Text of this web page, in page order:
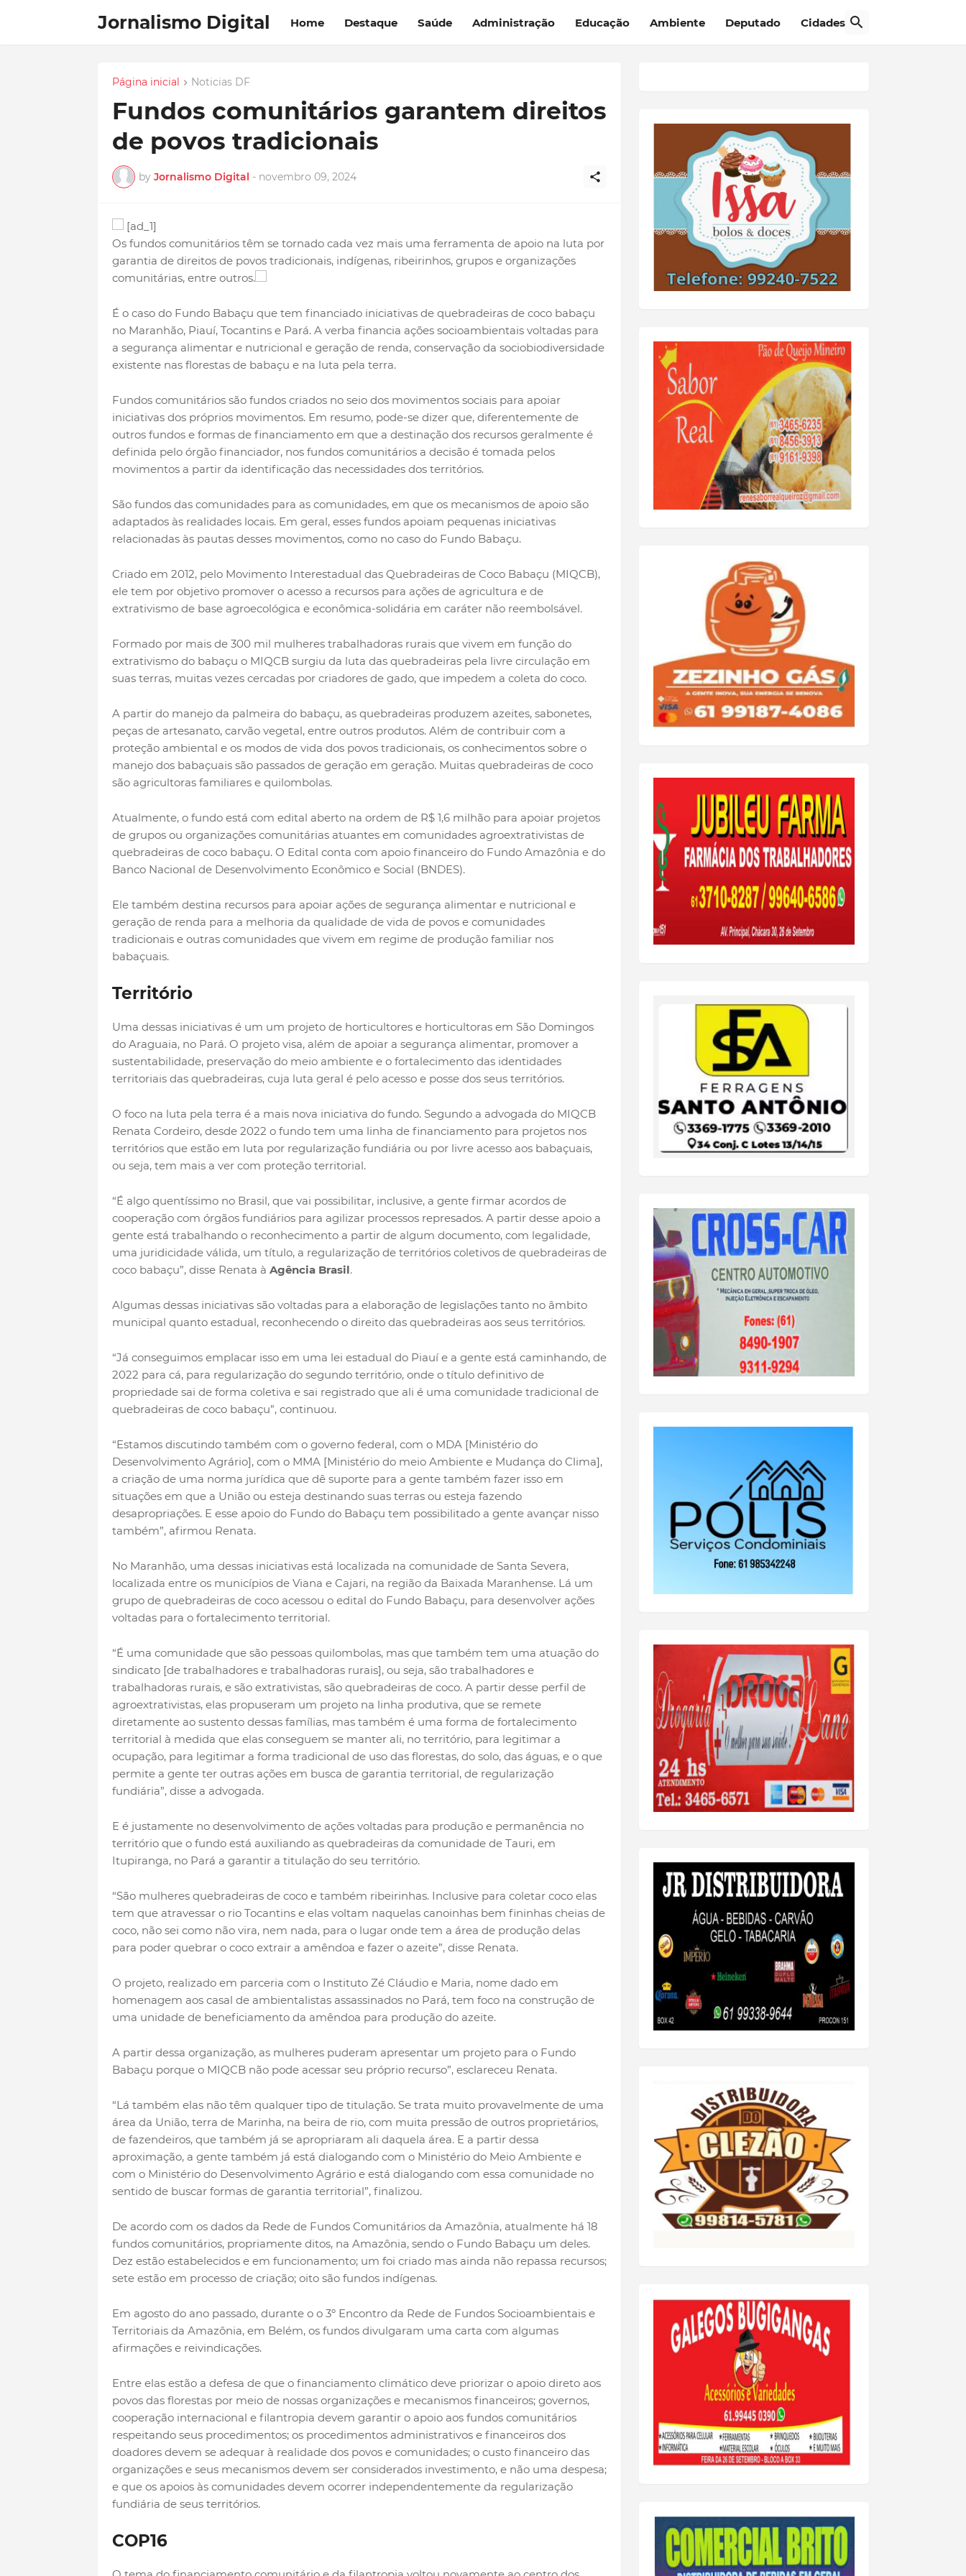
Jornalismo Digital Home Destaque Saúde Administração Educação Ambiente Deputado Cidades
Página inicial Noticias DF
Fundos comunitários garantem direitos
de povos tradicionais
by Jornalismo Digital - novembro 09, 2024
[ad_1]
Os fundos comunitários têm se tornado cada vez mais uma ferramenta de apoio na luta por
garantia de direitos de povos tradicionais, indígenas, ribeirinhos, grupos e organizações
comunitárias, entre outros.
É o caso do Fundo Babaçu que tem financiado iniciativas de quebradeiras de coco babaçu
no Maranhão, Piauí, Tocantins e Pará. A verba financia ações socioambientais voltadas para
a segurança alimentar e nutricional e geração de renda, conservação da sociobiodiversidade
existente nas florestas de babaçu e na luta pela terra.
Fundos comunitários são fundos criados no seio dos movimentos sociais para apoiar
iniciativas dos próprios movimentos. Em resumo, pode-se dizer que, diferentemente de
outros fundos e formas de financiamento em que a destinação dos recursos geralmente é
definida pelo órgão financiador, nos fundos comunitários a decisão é tomada pelos
movimentos a partir da identificação das necessidades dos territórios.
São fundos das comunidades para as comunidades, em que os mecanismos de apoio são
adaptados às realidades locais. Em geral, esses fundos apoiam pequenas iniciativas
relacionadas às pautas desses movimentos, como no caso do Fundo Babaçu.
Criado em 2012, pelo Movimento Interestadual das Quebradeiras de Coco Babaçu (MIQCB),
ele tem por objetivo promover o acesso a recursos para ações de agricultura e de
extrativismo de base agroecológica e econômica-solidária em caráter não reembolsável.
Formado por mais de 300 mil mulheres trabalhadoras rurais que vivem em função do
extrativismo do babaçu o MIQCB surgiu da luta das quebradeiras pela livre circulação em
suas terras, muitas vezes cercadas por criadores de gado, que impedem a coleta do coco.
A partir do manejo da palmeira do babaçu, as quebradeiras produzem azeites, sabonetes,
peças de artesanato, carvão vegetal, entre outros produtos. Além de contribuir com a
proteção ambiental e os modos de vida dos povos tradicionais, os conhecimentos sobre o
manejo dos babaçuais são passados de geração em geração. Muitas quebradeiras de coco
são agricultoras familiares e quilombolas.
Atualmente, o fundo está com edital aberto na ordem de R$ 1,6 milhão para apoiar projetos
de grupos ou organizações comunitárias atuantes em comunidades agroextrativistas de
quebradeiras de coco babaçu. O Edital conta com apoio financeiro do Fundo Amazônia e do
Banco Nacional de Desenvolvimento Econômico e Social (BNDES).
Ele também destina recursos para apoiar ações de segurança alimentar e nutricional e
geração de renda para a melhoria da qualidade de vida de povos e comunidades
tradicionais e outras comunidades que vivem em regime de produção familiar nos
babaçuais.
Território
Uma dessas iniciativas é um um projeto de horticultores e horticultoras em São Domingos
do Araguaia, no Pará. O projeto visa, além de apoiar a segurança alimentar, promover a
sustentabilidade, preservação do meio ambiente e o fortalecimento das identidades
territoriais das quebradeiras, cuja luta geral é pelo acesso e posse dos seus territórios.
O foco na luta pela terra é a mais nova iniciativa do fundo. Segundo a advogada do MIQCB
Renata Cordeiro, desde 2022 o fundo tem uma linha de financiamento para projetos nos
territórios que estão em luta por regularização fundiária ou por livre acesso aos babaçuais,
ou seja, tem mais a ver com proteção territorial.
“É algo quentíssimo no Brasil, que vai possibilitar, inclusive, a gente firmar acordos de
cooperação com órgãos fundiários para agilizar processos represados. A partir desse apoio a
gente está trabalhando o reconhecimento a partir de algum documento, com legalidade,
uma juridicidade válida, um título, a regularização de territórios coletivos de quebradeiras de
coco babaçu”, disse Renata à Agência Brasil.
Algumas dessas iniciativas são voltadas para a elaboração de legislações tanto no âmbito
municipal quanto estadual, reconhecendo o direito das quebradeiras aos seus territórios.
“Já conseguimos emplacar isso em uma lei estadual do Piauí e a gente está caminhando, de
2022 para cá, para regularização do segundo território, onde o título definitivo de
propriedade sai de forma coletiva e sai registrado que ali é uma comunidade tradicional de
quebradeiras de coco babaçu”, continuou.
“Estamos discutindo também com o governo federal, com o MDA [Ministério do
Desenvolvimento Agrário], com o MMA [Ministério do meio Ambiente e Mudança do Clima],
a criação de uma norma jurídica que dê suporte para a gente também fazer isso em
situações em que a União ou esteja destinando suas terras ou esteja fazendo
desapropriações. E esse apoio do Fundo do Babaçu tem possibilitado a gente avançar nisso
também”, afirmou Renata.
No Maranhão, uma dessas iniciativas está localizada na comunidade de Santa Severa,
localizada entre os municípios de Viana e Cajari, na região da Baixada Maranhense. Lá um
grupo de quebradeiras de coco acessou o edital do Fundo Babaçu, para desenvolver ações
voltadas para o fortalecimento territorial.
“É uma comunidade que são pessoas quilombolas, mas que também tem uma atuação do
sindicato [de trabalhadores e trabalhadoras rurais], ou seja, são trabalhadores e
trabalhadoras rurais, e são extrativistas, são quebradeiras de coco. A partir desse perfil de
agroextrativistas, elas propuseram um projeto na linha produtiva, que se remete
diretamente ao sustento dessas famílias, mas também é uma forma de fortalecimento
territorial à medida que elas conseguem se manter ali, no território, para legitimar a
ocupação, para legitimar a forma tradicional de uso das florestas, do solo, das águas, e o que
permite a gente ter outras ações em busca de garantia territorial, de regularização
fundiária”, disse a advogada.
E é justamente no desenvolvimento de ações voltadas para produção e permanência no
território que o fundo está auxiliando as quebradeiras da comunidade de Tauri, em
Itupiranga, no Pará a garantir a titulação do seu território.
“São mulheres quebradeiras de coco e também ribeirinhas. Inclusive para coletar coco elas
tem que atravessar o rio Tocantins e elas voltam naquelas canoinhas bem fininhas cheias de
coco, não sei como não vira, nem nada, para o lugar onde tem a área de produção delas
para poder quebrar o coco extrair a amêndoa e fazer o azeite”, disse Renata.
O projeto, realizado em parceria com o Instituto Zé Cláudio e Maria, nome dado em
homenagem aos casal de ambientalistas assassinados no Pará, tem foco na construção de
uma unidade de beneficiamento da amêndoa para produção do azeite.
A partir dessa organização, as mulheres puderam apresentar um projeto para o Fundo
Babaçu porque o MIQCB não pode acessar seu próprio recurso”, esclareceu Renata.
“Lá também elas não têm qualquer tipo de titulação. Se trata muito provavelmente de uma
área da União, terra de Marinha, na beira de rio, com muita pressão de outros proprietários,
de fazendeiros, que também já se apropriaram ali daquela área. E a partir dessa
aproximação, a gente também já está dialogando com o Ministério do Meio Ambiente e
com o Ministério do Desenvolvimento Agrário e está dialogando com essa comunidade no
sentido de buscar formas de garantia territorial”, finalizou.
De acordo com os dados da Rede de Fundos Comunitários da Amazônia, atualmente há 18
fundos comunitários, propriamente ditos, na Amazônia, sendo o Fundo Babaçu um deles.
Dez estão estabelecidos e em funcionamento; um foi criado mas ainda não repassa recursos;
sete estão em processo de criação; oito são fundos indígenas.
Em agosto do ano passado, durante o o 3º Encontro da Rede de Fundos Socioambientais e
Territoriais da Amazônia, em Belém, os fundos divulgaram uma carta com algumas
afirmações e reivindicações.
Entre elas estão a defesa de que o financiamento climático deve priorizar o apoio direto aos
povos das florestas por meio de nossas organizações e mecanismos financeiros; governos,
cooperação internacional e filantropia devem garantir o apoio aos fundos comunitários
respeitando seus procedimentos; os procedimentos administrativos e financeiros dos
doadores devem se adequar à realidade dos povos e comunidades; o custo financeiro das
organizações e seus mecanismos devem ser considerados investimento, e não uma despesa;
e que os apoios às comunidades devem ocorrer independentemente da regularização
fundiária de seus territórios.
COP16